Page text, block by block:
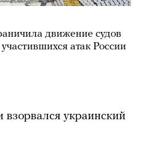
движение судов
атак России
украинский